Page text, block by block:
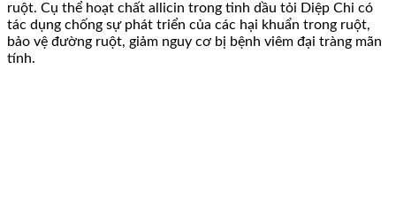
ruột. Cụ thể hoạt chất allicin trong tinh dầu tỏi Diệp Chi có
tác dụng chống sự phát triển của các hại khuẩn trong ruột,
bảo vệ đường ruột, giảm nguy cơ bị bệnh viêm đại tràng mãn
tính.